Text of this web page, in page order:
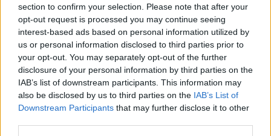
section to confirm your selection. Please note that after your
opt-out request is processed you may continue seeing
interest-based ads based on personal information utilized by
us or personal information disclosed to third parties prior to
your opt-out. You may separately opt-out of the further
disclosure of your personal information by third parties on the
IAB’s list of downstream participants. This information may
also be disclosed by us to third parties on the IAB’s List of
Downstream Participants that may further disclose it to other